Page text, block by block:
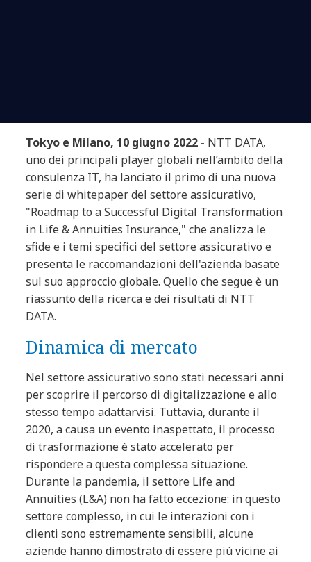
Tokyo e Milano, 10 giugno 2022 - NTT DATA,
uno dei principali player globali nell’ambito della
consulenza IT, ha lanciato il primo di una nuova
serie di whitepaper del settore assicurativo,
"Roadmap to a Successful Digital Transformation
in Life & Annuities Insurance," che analizza le
sfide e i temi specifici del settore assicurativo e
presenta le raccomandazioni dell'azienda basate
sul suo approccio globale. Quello che segue è un
riassunto della ricerca e dei risultati di NTT
DATA.
Dinamica di mercato
Nel settore assicurativo sono stati necessari anni
per scoprire il percorso di digitalizzazione e allo
stesso tempo adattarvisi. Tuttavia, durante il
2020, a causa un evento inaspettato, il processo
di trasformazione è stato accelerato per
rispondere a questa complessa situazione.
Durante la pandemia, il settore Life and
Annuities (L&A) non ha fatto eccezione: in questo
settore complesso, in cui le interazioni con i
clienti sono estremamente sensibili, alcune
aziende hanno dimostrato di essere più vicine ai